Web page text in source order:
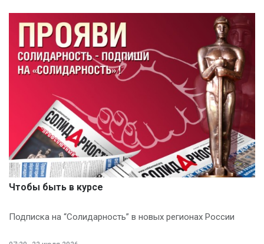
Чтобы быть в курсе
Подписка на “Солидарность” в новых регионах России